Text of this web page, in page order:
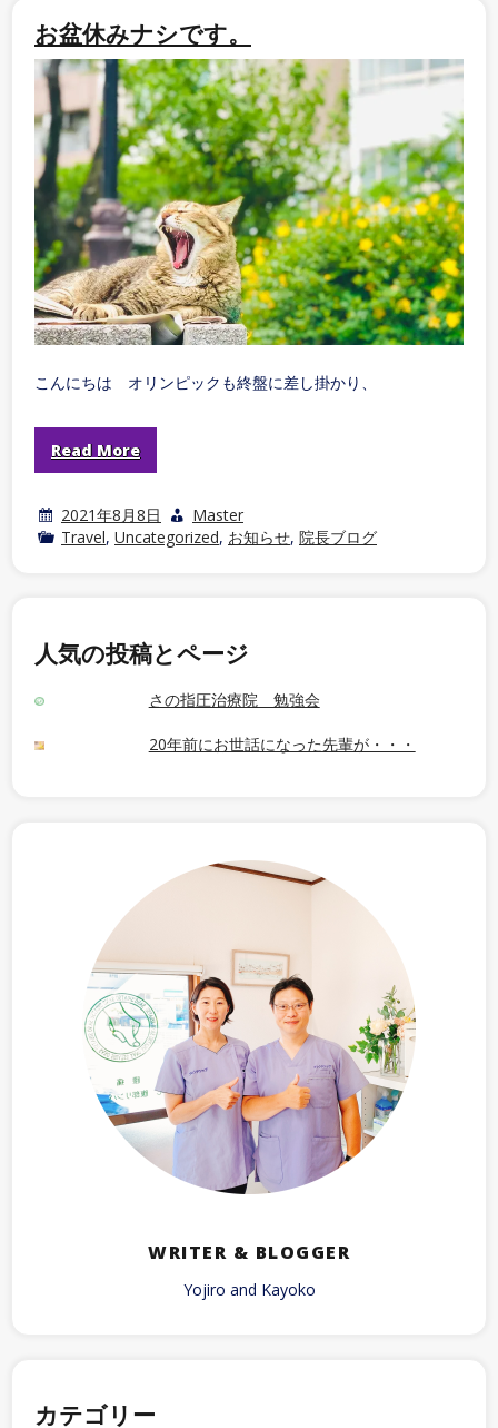
お盆休みナシです。
こんにちは オリンピックも終盤に差し掛かり、
Read More
2021年8月8日
Master
Travel, Uncategorized, お知らせ, 院長ブログ
人気の投稿とページ
さの指圧治療院 勉強会
20年前にお世話になった先輩が・・・
WRITER & BLOGGER
Yojiro and Kayoko
カテゴリー